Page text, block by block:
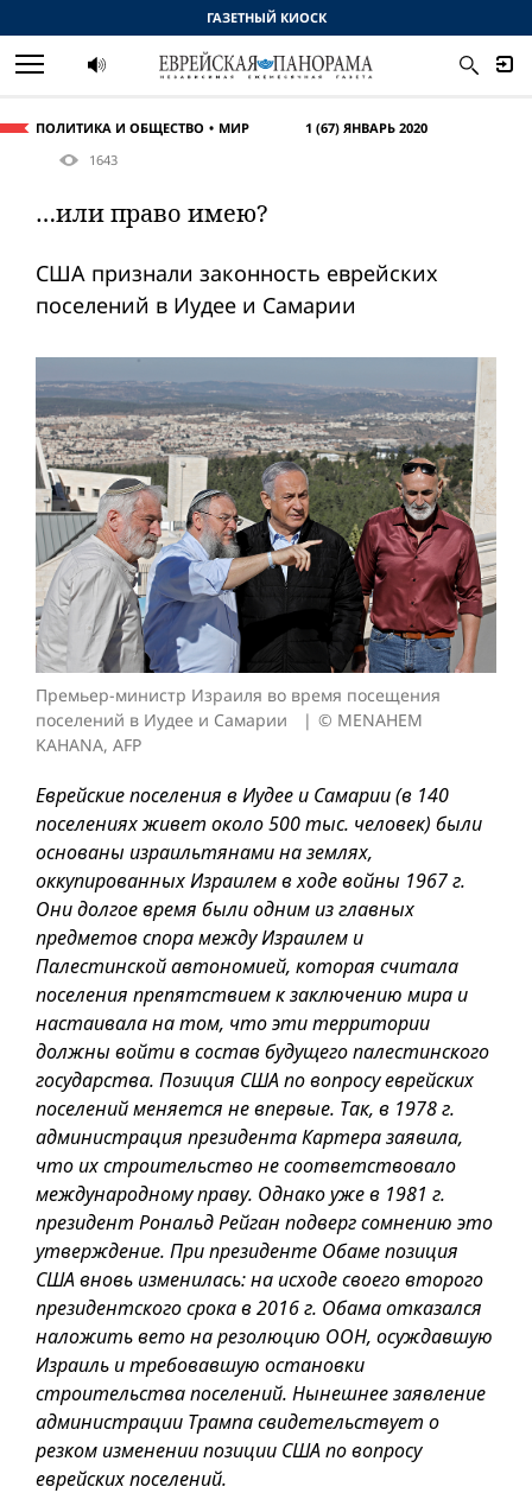
ПОЛИТИКА И ОБЩЕСТВО МИР
1 (67) ЯНВАРЬ 2020
1643
…или право имею?
США признали законность еврейских
поселений в Иудее и Самарии
Премьер-министр Израиля во время посещения
поселений в Иудее и Самарии
© MENAHEM
KAHANA, AFP
Еврейские поселения в Иудее и Самарии (в 140
поселениях живет около 500 тыс. человек) были
основаны израильтянами на землях,
оккупированных Израилем в ходе вой­ны 1967 г.
Они долгое время были одним из главных
предметов спора между Израилем и
Палестинской автономией, которая считала
поселения препятствием к заключению мира и
настаивала на том, что эти территории
должны войти в состав будущего палестинского
государства. Позиция США по вопросу еврейских
поселений меняется не впервые. Так, в 1978 г.
администрация президента Картера заявила,
что их строительство не соответствовало
международному праву. Однако уже в 1981 г.
президент Рональд Рейган подверг сомнению это
утверждение. При президенте Обаме позиция
США вновь изменилась: на исходе своего второго
президентского срока в 2016 г. Обама отказался
наложить вето на резолюцию ООН, осуждавшую
Израиль и требовавшую остановки
строительства поселений. Нынешнее заявление
администрации Трампа свидетельствует о
резком изменении позиции США по вопросу
еврейских поселений.
ГАЗЕТНЫЙ КИОСК